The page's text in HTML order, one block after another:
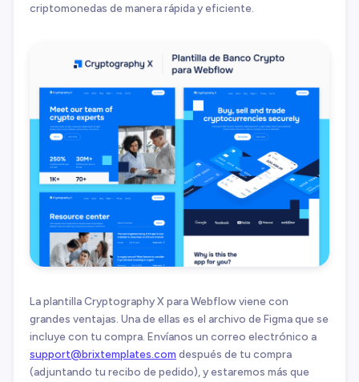
criptomonedas de manera rápida y eficiente.
La plantilla Cryptography X para Webflow viene con
grandes ventajas. Una de ellas es el archivo de Figma que se
incluye con tu compra. Envíanos un correo electrónico a
support@brixtemplates.com después de tu compra
(adjuntando tu recibo de pedido), y estaremos más que